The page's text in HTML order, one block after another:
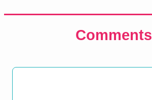
Comments